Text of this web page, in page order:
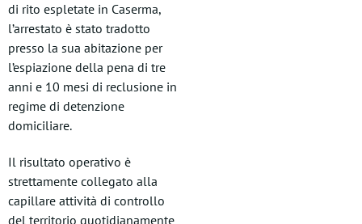
di rito espletate in Caserma,
l’arrestato è stato tradotto
presso la sua abitazione per
l’espiazione della pena di tre
anni e 10 mesi di reclusione in
regime di detenzione
domiciliare.
Il risultato operativo è
strettamente collegato alla
capillare attività di controllo
del territorio quotidianamente